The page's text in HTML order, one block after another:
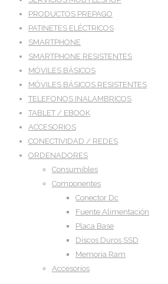
PRODUCTOS PREPAGO
PATINETES ELÉCTRICOS
SMARTPHONE
SMARTPHONE RESISTENTES
MÓVILES BÁSICOS
MÓVILES BÁSICOS RESISTENTES
TELEFONOS INALAMBRICOS
TABLET / EBOOK
ACCESORIOS
CONECTIVIDAD / REDES
ORDENADORES
Consumibles
Componentes
Conector Dc
Fuente Alimentación
Placa Base
Discos Duros SSD
Memoria Ram
Accesorios